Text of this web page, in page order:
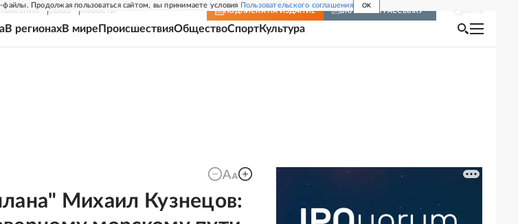
Продолжая пользоваться сайтом, вы принимаете условия Пользовательского соглашения OK
СОЮЗ НОВОСТИ ПОДПИСКА НА ИЗДАНИЕ ВКЛЮЧИТЬ РАССЫЛКУ
В регионахВ мире ПроисшествияОбществоСпортКультура
Михаил Кузнецов: